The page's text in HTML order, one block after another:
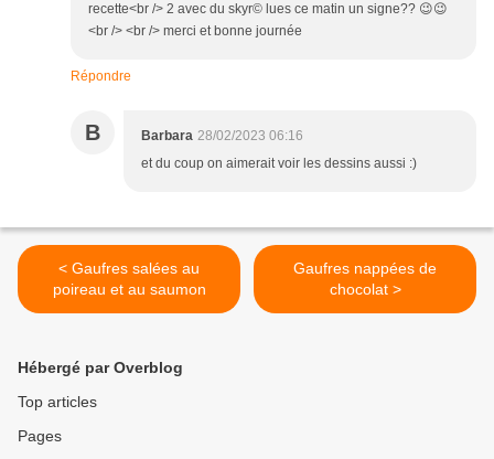
recette<br /> 2 avec du skyr© lues ce matin un signe?? 😉😉
<br /> <br /> merci et bonne journée
Répondre
B Barbara 28/02/2023 06:16
et du coup on aimerait voir les dessins aussi :)
< Gaufres salées au
poireau et au saumon
Gaufres nappées de
chocolat >
Hébergé par Overblog
Top articles
Pages